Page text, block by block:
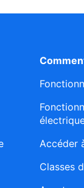
Accéder
Classes